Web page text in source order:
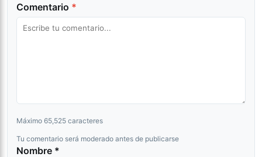
Comentario *
Máximo 65,525 caracteres
Tu comentario será moderado antes de publicarse
Nombre *